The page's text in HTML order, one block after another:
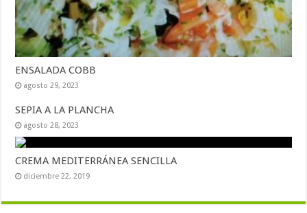
ENSALADA COBB
agosto 29, 2023
SEPIA A LA PLANCHA
agosto 28, 2023
CREMA MEDITERRÁNEA SENCILLA
diciembre 22, 2019